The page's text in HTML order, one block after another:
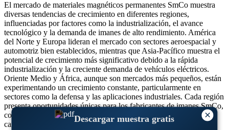
×
Descargar muestra gratis
El mercado de materiales magnéticos permanentes SmCo muestra
diversas tendencias de crecimiento en diferentes regiones,
influenciadas por factores como la industrialización, el avance
tecnológico y la demanda de imanes de alto rendimiento. América
del Norte y Europa lideran el mercado con sectores aeroespacial y
automotriz bien establecidos, mientras que Asia-Pacífico muestra el
potencial de crecimiento más significativo debido a la rápida
industrialización y la creciente demanda de vehículos eléctricos.
Oriente Medio y África, aunque son mercados más pequeños, están
experimentando un crecimiento constante, particularmente en
sectores como la defensa y las aplicaciones industriales. Cada región
presenta oportunidades únicas para los fabricantes de imanes SmCo,
con importantes inversiones en I+D para satisfacer las necesidades
cambiantes de estas industrias.